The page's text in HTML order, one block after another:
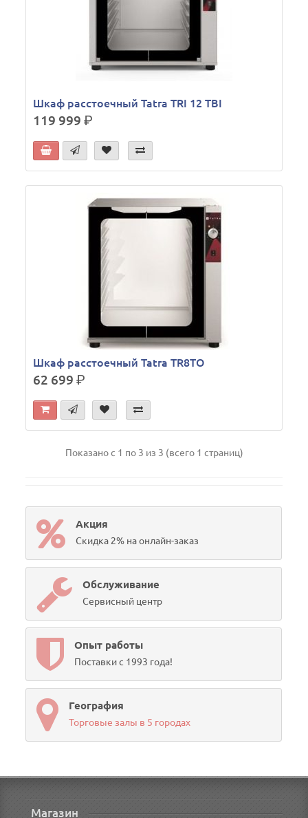
Шкаф расстоечный Tatra TRI 12 TBI
119 999р.
Шкаф расстоечный Tatra TR8TO
62 699р.
Показано с 1 по 3 из 3 (всего 1 страниц)
Акция
Скидка 2% на онлайн-заказ
Обслуживание
Сервисный центр
Опыт работы
Поставки с 1993 года!
География
Торговые залы в 5 городах
Магазин